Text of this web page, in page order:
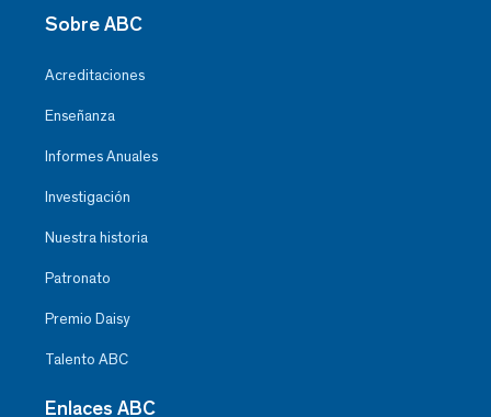
Sobre ABC
Acreditaciones
Enseñanza
Informes Anuales
Investigación
Nuestra historia
Patronato
Premio Daisy
Talento ABC
Enlaces ABC